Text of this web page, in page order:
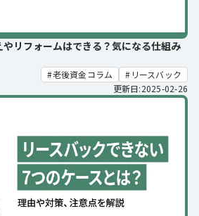
やリフォームはできる？気になる仕組み
老後資金コラム
リースバック
更新日:2025-02-26